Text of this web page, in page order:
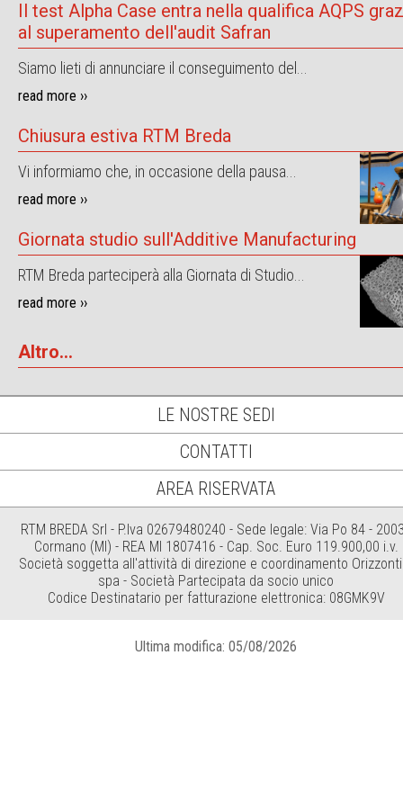
Il test Alpha Case entra nella qualifica AQPS
al superamento dell'audit Safran
Siamo lieti di annunciare il conseguimento del...
read more ››
Chiusura estiva RTM Breda
Vi informiamo che, in occasione della pausa...
read more ››
Giornata studio sull'Additive Manufacturing
RTM Breda parteciperà alla Giornata di Studio...
read more ››
Altro...
LE NOSTRE SEDI
CONTATTI
AREA RISERVATA
RTM BREDA Srl - P.Iva 02679480240 - Sede legale: Via Po 84 -
Cormano (MI) - REA MI 1807416 - Cap. Soc. Euro 119.900,00 i.v.
Società soggetta all'attività di direzione e coordinamento
spa - Società Partecipata da socio unico
Codice Destinatario per fatturazione elettronica: 08GMK9V
Ultima modifica: 05/08/2026